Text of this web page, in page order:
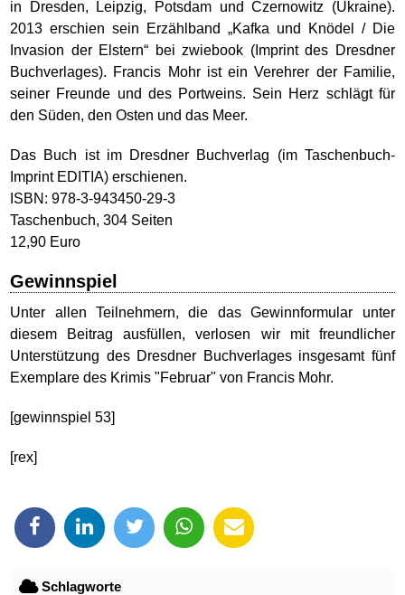
in Dresden, Leipzig, Potsdam und Czernowitz (Ukraine).
2013 erschien sein Erzählband „Kafka und Knödel / Die
Invasion der Elstern“ bei zwiebook (Imprint des Dresdner
Buchverlages). Francis Mohr ist ein Verehrer der Familie,
seiner Freunde und des Portweins. Sein Herz schlägt für
den Süden, den Osten und das Meer.
Das Buch ist im Dresdner Buchverlag (im Taschenbuch-
Imprint EDITIA) erschienen.
ISBN: 978-3-943450-29-3
Taschenbuch, 304 Seiten
12,90 Euro
Gewinnspiel
Unter allen Teilnehmern, die das Gewinnformular unter
diesem Beitrag ausfüllen, verlosen wir mit freundlicher
Unterstützung des Dresdner Buchverlages insgesamt fünf
Exemplare des Krimis "Februar" von Francis Mohr.
[gewinnspiel 53]
[rex]
Schlagworte